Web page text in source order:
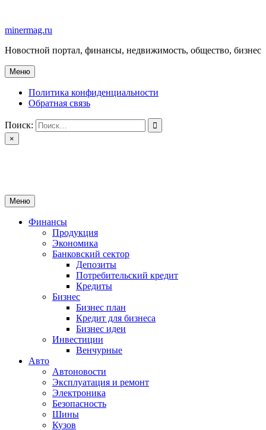
содержимому
minermag.ru
Новостной портал, финансы, недвижимость, общество, бизнес
Меню
Политика конфиденциальности
Обратная связь
Поиск:
×
Меню
Финансы
Продукция
Экономика
Банковский сектор
Депозиты
Потребительский кредит
Кредиты
Бизнес
Бизнес план
Кредит для бизнеса
Бизнес идеи
Инвестиции
Венчурные
Авто
Автоновости
Эксплуатация и ремонт
Электроника
Безопасность
Шины
Кузов